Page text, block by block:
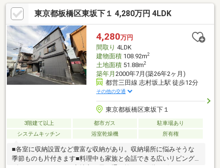
通風良好■建物面積108.92㎡の大型4LDK+車庫 ・2面開口で開放
感ある15.5帖のLDK ・豊富な収納 ・お車を雨風から守るビル
トインガレージ■フルリフォーム済♪新生活を快適にお暮しいただ
けます キッチン・ユニットバス・洗面台・トイレ・建具新規
交換 クロス・フロアタイル貼替/玄関特殊塗装 etc...
東京都板橋区東坂下１ 4,280万円 4LDK
4,280万円
間取り 4LDK
建物面積108.92m2
土地面積51.88m2
築年月 2000年7月(築26年2ヶ月)
都営三田線 志村坂上駅 徒歩12分
その他の交通
東京都板橋区東坂下１
3階建て以上 都市ガス
駐車場あり
システムキッチン
浴室乾燥機 所有権
■各室に収納設置など豊富な収納があり。収納場所に悩みそうな
季節ものも片付きます■料理中も家族と会話できる広いリビング